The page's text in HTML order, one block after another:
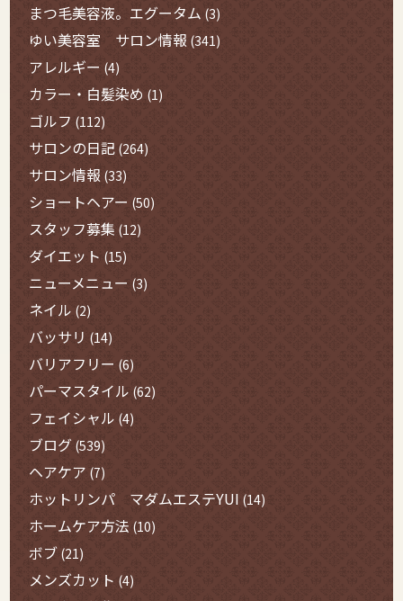
まつ毛美容液。エグータム (3)
ゆい美容室 サロン情報 (341)
アレルギー (4)
カラー・白髪染め (1)
ゴルフ (112)
サロンの日記 (264)
サロン情報 (33)
ショートヘアー (50)
スタッフ募集 (12)
ダイエット (15)
ニューメニュー (3)
ネイル (2)
バッサリ (14)
バリアフリー (6)
パーマスタイル (62)
フェイシャル (4)
ブログ (539)
ヘアケア (7)
ホットリンパ マダムエステYUI (14)
ホームケア方法 (10)
ボブ (21)
メンズカット (4)